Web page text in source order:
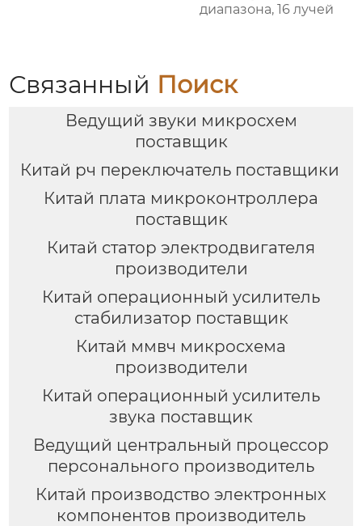
диапазона, 16 лучей
Связанный Поиск
Ведущий звуки микросхем
поставщик
Китай рч переключатель поставщики
Китай плата микроконтроллера
поставщик
Китай статор электродвигателя
производители
Китай операционный усилитель
стабилизатор поставщик
Китай ммвч микросхема
производители
Китай операционный усилитель
звука поставщик
Ведущий центральный процессор
персонального производитель
Китай производство электронных
компонентов производитель